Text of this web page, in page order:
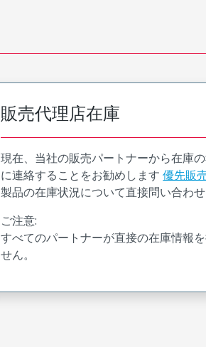
販売代理店在庫
現在、当社の販売パートナーから在庫の
に連絡することをお勧めします 優先販
製品の在庫状況について直接問い合わ
ご注意:
すべてのパートナーが直接の在庫情報
せん。